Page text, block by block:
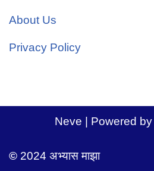
About Us
Privacy Policy
Neve | Powered by
© 2024 अभ्यास माझा